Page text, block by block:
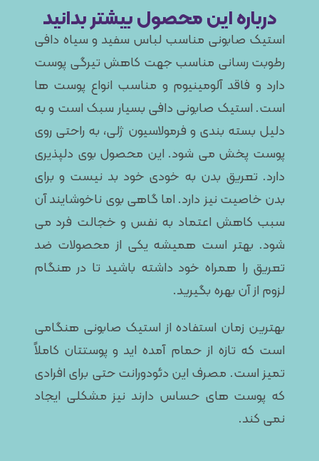
درباره این محصول بیشتر بدانید
استیک صابونی مناسب لباس سفید و سیاه دافی
رطوبت رسانی مناسب جهت کاهش تیرگی پوست
دارد و فاقد آلومینیوم و مناسب انواع پوست‌ ها
است. استیک صابونی دافی بسیار سبک است و به
دلیل بسته‌ بندی و فرمولاسیون ژلی، به راحتی روی
پوست پخش می‌ شود. این محصول بوی دلپذیری
دارد. تعریق بدن به خودی خود بد نیست و برای
بدن خاصیت نیز دارد. اما گاهی بوی ناخوشایند آن
سبب کاهش اعتماد به نفس و خجالت فرد می‌
شود. بهتر است همیشه یکی از محصولات ضد
تعریق را همراه خود داشته باشید تا در هنگام
لزوم از آن بهره بگیرید.
بهترین زمان استفاده از استیک صابونی هنگامی
است که تازه از حمام آمده‌ اید و پوستتان کاملاً
تمیز است. مصرف این دئودورانت حتی برای افرادی
که پوست‌ های حساس دارند نیز مشکلی ایجاد
نمی‌ کند.